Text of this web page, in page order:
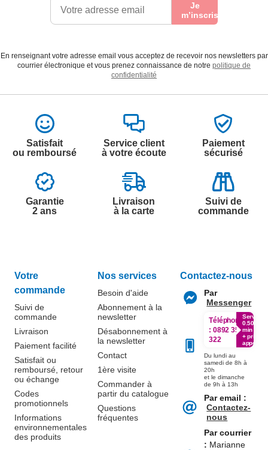
Je
m’inscris
En renseignant votre adresse email vous acceptez de recevoir nos newsletters par
courrier électronique et vous prenez connaissance de notre politique de
confidentialité
Satisfait
ou remboursé
Service client
à votre écoute
Paiement
sécurisé
Garantie
2 ans
Livraison
à la carte
Suivi de
commande
Votre
commande
Suivi de
commande
Livraison
Paiement facilité
Satisfait ou
remboursé, retour
ou échange
Codes
promotionnels
Informations
environnementales
des produits
Nos services
Besoin d'aide
Abonnement à la
newsletter
Désabonnement à
la newsletter
Contact
1ère visite
Commander à
partir du catalogue
Questions
fréquentes
Contactez-nous
Par
Messenger
Téléphone
: 0892 350
322
Service
0.50€ /
min
+ prix
appel
Du lundi au
samedi de 8h à
20h
et le dimanche
de 9h à 13h
Par email :
Contactez-
nous
Par courrier
: Marianne